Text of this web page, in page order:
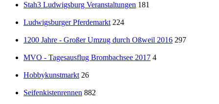
Stah3 Ludwigsburg Veranstaltungen 181
Ludwigsburger Pferdemarkt 224
1200 Jahre - Großer Umzug durch Oßweil 2016 297
MVO - Tagesausflug Brombachsee 2017 4
Hobbykunstmarkt 26
Seifenkistenrennen 882